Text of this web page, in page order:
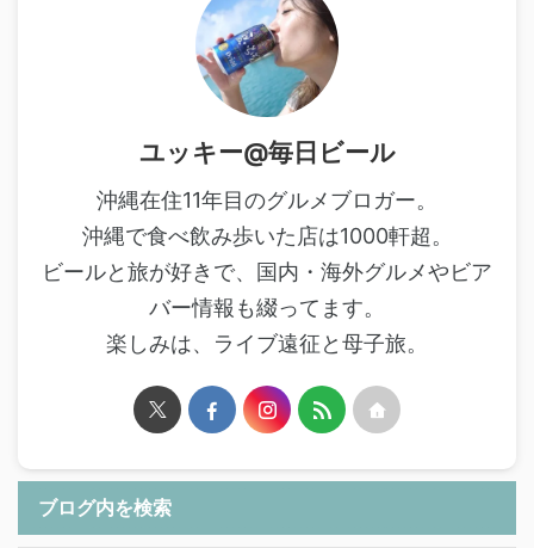
ユッキー@毎日ビール
沖縄在住11年目のグルメブロガー。
沖縄で食べ飲み歩いた店は1000軒超。
ビールと旅が好きで、国内・海外グルメやビア
バー情報も綴ってます。
楽しみは、ライブ遠征と母子旅。
ブログ内を検索